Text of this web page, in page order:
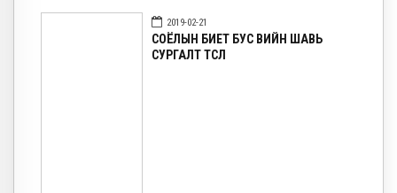
2019-02-21
СОЁЛЫН БИЕТ БУС ӨВИЙН ШАВЬ
СУРГАЛТ ТӨСӨЛ